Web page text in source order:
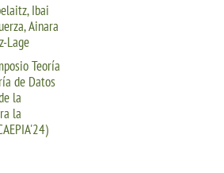
Ibai
Ainara
Lage
Teoría
de Datos
la
la